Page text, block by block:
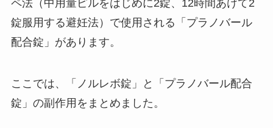
ペ法（中用量ピルをはじめに2錠、12時間あけて2
錠服用する避妊法）で使用される「プラノバール
配合錠」があります。
ここでは、「ノルレボ錠」と「プラノバール配合
錠」の副作用をまとめました。